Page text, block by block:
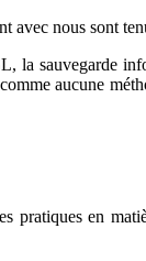
avec nous sont
la sauvegarde
aucune
pratiques en